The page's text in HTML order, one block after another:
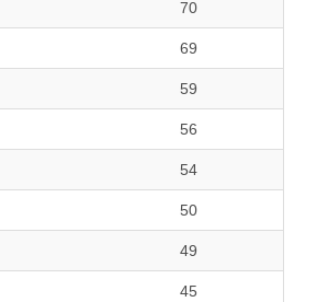
70
69
59
56
54
50
49
45